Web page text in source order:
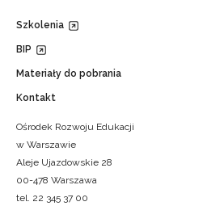
Szkolenia
BIP
Materiały do pobrania
Kontakt
Ośrodek Rozwoju Edukacji
w Warszawie
Aleje Ujazdowskie 28
00-478 Warszawa
tel. 22 345 37 00